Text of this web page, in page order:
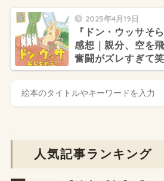
2025年4月19日
『ドン・ウッサそ
感想｜親分、空を
奮闘がズレすぎて
人気記事ランキング